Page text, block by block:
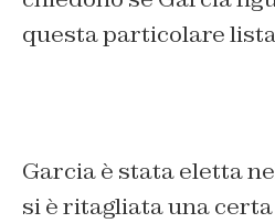
questa particolare
Garcia è stata eletta
si è ritagliata una